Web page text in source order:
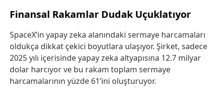
Finansal Rakamlar Dudak Uçuklatıyor
SpaceX’in yapay zeka alanındaki sermaye harcamaları
oldukça dikkat çekici boyutlara ulaşıyor. Şirket, sadece
2025 yılı içerisinde yapay zeka altyapısına 12.7 milyar
dolar harcıyor ve bu rakam toplam sermaye
harcamalarının yüzde 61’ini oluşturuyor.